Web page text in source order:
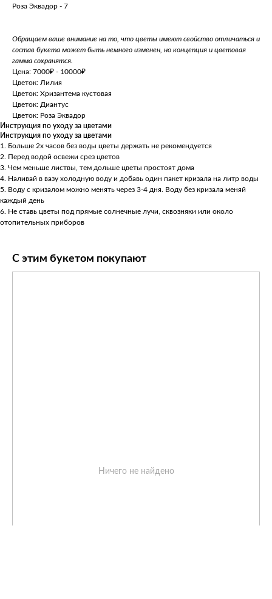
Роза Эквадор - 7
Обращаем ваше внимание на то, что цветы имеют свойство отличаться и
состав букета может быть немного изменен, но концепция и цветовая
гамма сохранятся.
Цена: 7000₽ - 10000₽
Цветок: Лилия
Цветок: Хризантема кустовая
Цветок: Диантус
Цветок: Роза Эквадор
Инструкция по уходу за цветами
Инструкция по уходу за цветами
1.⁠ ⁠Больше 2х часов без воды цветы держать не рекомендуется
2.⁠ ⁠Перед водой освежи срез цветов
3.⁠ ⁠Чем меньше листвы, тем дольше цветы простоят дома
4.⁠ ⁠Наливай в вазу холодную воду и добавь один пакет кризала на литр воды
5.⁠ ⁠Воду с кризалом можно менять через 3-4 дня. Воду без кризала меняй
каждый день
6.⁠ ⁠Не ставь цветы под прямые солнечные лучи, сквозняки или около
отопительных приборов
С этим букетом покупают
Ничего не найдено